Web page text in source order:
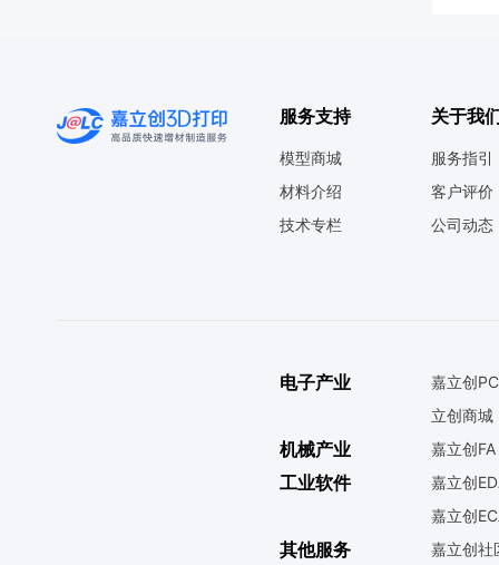
服务支持
模型商城
材料介绍
技术专栏
关于我
服务指引
客户评价
公司动态
电子产业
嘉立创
立创商城
机械产业 嘉立创FA
工业软件
嘉立创
嘉立创
其他服务
嘉立创社